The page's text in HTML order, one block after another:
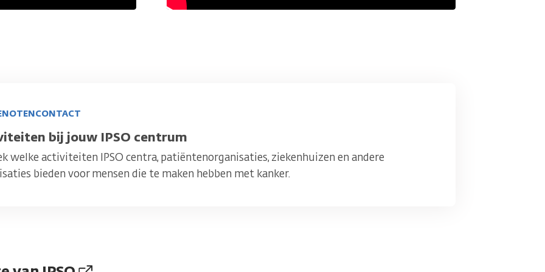
bij jouw IPSO centrum
welke activiteiten IPSO centra, patiëntenorganisaties, ziekenhuizen en andere
bieden voor mensen die te maken hebben met kanker.